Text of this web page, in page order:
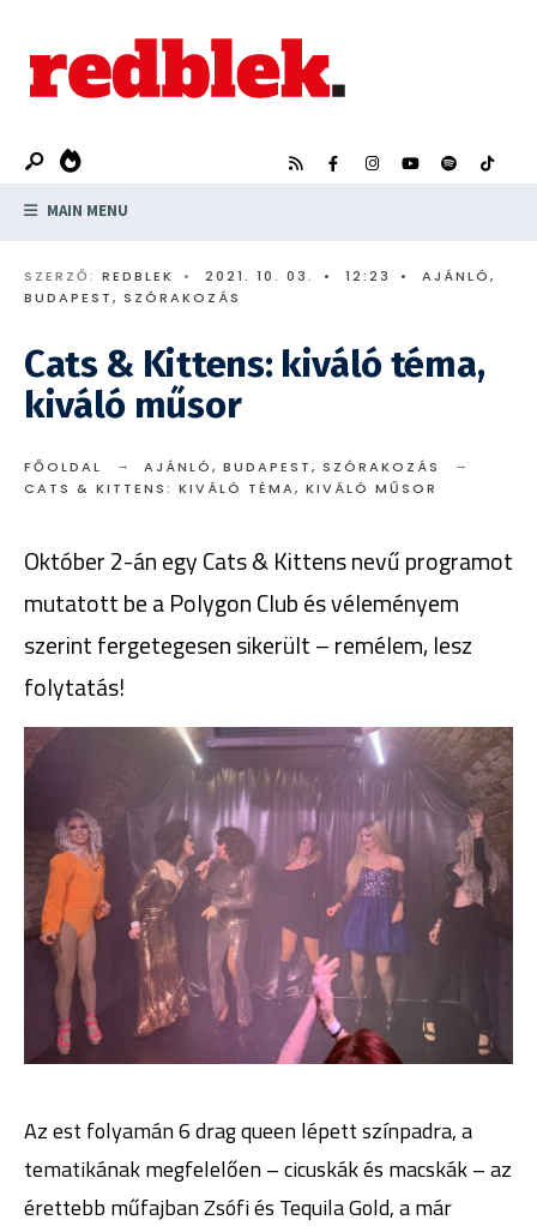
content
MAIN MENU
SZERZŐ: REDBLEK • 2021. 10. 03. • 12:23 • AJÁNLÓ,
BUDAPEST, SZÓRAKOZÁS
Cats & Kittens: kiváló téma,
kiváló műsor
FŐOLDAL AJÁNLÓ, BUDAPEST, SZÓRAKOZÁS
CATS & KITTENS: KIVÁLÓ TÉMA, KIVÁLÓ MŰSOR
Október 2-án egy Cats & Kittens nevű programot
mutatott be a Polygon Club és véleményem
szerint fergetegesen sikerült – remélem, lesz
folytatás!
Az est folyamán 6 drag queen lépett színpadra, a
tematikának megfelelően – cicuskák és macskák – az
érettebb műfajban Zsófi és Tequila Gold, a már